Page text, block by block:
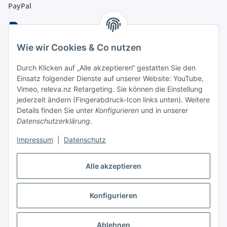
Alle akzeptieren
Konfigurieren
Ablehnen
Wie wir Cookies & Co nutzen
Durch Klicken auf „Alle akzeptieren“ gestatten Sie den
Einsatz folgender Dienste auf unserer Website: YouTube,
Vimeo, releva.nz Retargeting. Sie können die Einstellung
jederzeit ändern (Fingerabdruck-Icon links unten). Weitere
Details finden Sie unter Konfigurieren und in unserer
Datenschutzerklärung.
Impressum Datenschutz
PayPal
EC & Kreditkartenzahlung bei Abholung
Barzahlung bei Abholung
Vertrag widerrufen
* Alle Preise inkl. gesetzlicher USt., zzgl.Versand